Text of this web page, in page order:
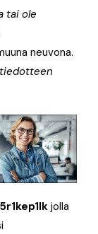
tai ole
neuvona.
jolla